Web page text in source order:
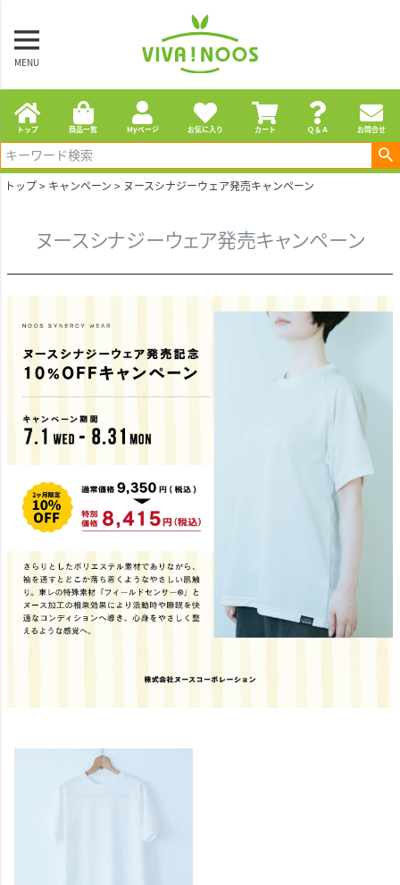
MENU
トップ 商品一覧 Myページ お気に入り カート Ｑ＆Ａ お問合せ
トップ キャンペーン ヌースシナジーウェア発売キャンペーン
ヌースシナジーウェア発売キャンペーン